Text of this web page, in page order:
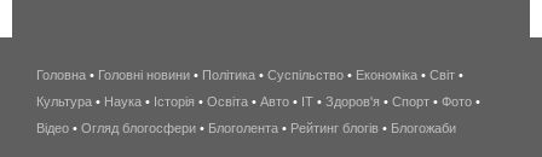
беспроводной
интернет
киев
Головна • Головні новини • Політика • Суспільство • Економіка • Світ •
Культура • Наука • Історія • Освіта • Авто • IT • Здоров'я • Спорт • Фото •
Відео • Огляд блогосфери • Блоголента • Рейтинг блогів • Блогожаби